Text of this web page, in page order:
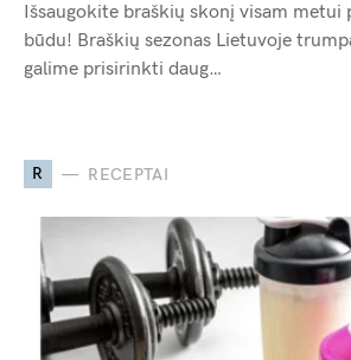
Išsaugokite braškių skonį visam metui
būdu! Braškių sezonas Lietuvoje
galime prisirinkti daug…
R RECEPTAI